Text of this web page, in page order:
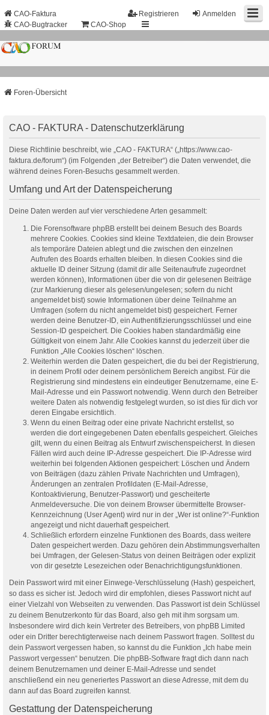
Anmelden
Registrieren
CAO-Faktura
CAO-Bugtracker
CAO-Shop
Foren-Übersicht
CAO - FAKTURA - Datenschutzerklärung
Diese Richtlinie beschreibt, wie „CAO - FAKTURA“ („https://www.cao-
faktura.de/forum“) (im Folgenden „der Betreiber“) die Daten verwendet, die
während deines Foren-Besuchs gesammelt werden.
Umfang und Art der Datenspeicherung
Deine Daten werden auf vier verschiedene Arten gesammelt:
Die Forensoftware phpBB erstellt bei deinem Besuch des Boards
mehrere Cookies. Cookies sind kleine Textdateien, die dein Browser
als temporäre Dateien ablegt und die zwischen den einzelnen
Aufrufen des Boards erhalten bleiben. In diesen Cookies sind die
aktuelle ID deiner Sitzung (damit dir alle Seitenaufrufe zugeordnet
werden können), Informationen über die von dir gelesenen Beiträge
(zur Markierung dieser als gelesen/ungelesen; sofern du nicht
angemeldet bist) sowie Informationen über deine Teilnahme an
Umfragen (sofern du nicht angemeldet bist) gespeichert. Ferner
werden deine Benutzer-ID, ein Authentifizierungsschlüssel und eine
Session-ID gespeichert. Die Cookies haben standardmäßig eine
Gültigkeit von einem Jahr. Alle Cookies kannst du jederzeit über die
Funktion „Alle Cookies löschen“ löschen.
Weiterhin werden die Daten gespeichert, die du bei der Registrierung,
in deinem Profil oder deinem persönlichem Bereich angibst. Für die
Registrierung sind mindestens ein eindeutiger Benutzername, eine E-
Mail-Adresse und ein Passwort notwendig. Wenn durch den Betreiber
weitere Daten als notwendig festgelegt wurden, so ist dies für dich vor
deren Eingabe ersichtlich.
Wenn du einen Beitrag oder eine private Nachricht erstellst, so
werden die dort eingegebenen Daten ebenfalls gespeichert. Gleiches
gilt, wenn du einen Beitrag als Entwurf zwischenspeicherst. In diesen
Fällen wird auch deine IP-Adresse gespeichert. Die IP-Adresse wird
weiterhin bei folgenden Aktionen gespeichert: Löschen und Ändern
von Beiträgen (dazu zählen Private Nachrichten und Umfragen),
Änderungen an zentralen Profildaten (E-Mail-Adresse,
Kontoaktivierung, Benutzer-Passwort) und gescheiterte
Anmeldeversuche. Die von deinem Browser übermittelte Browser-
Kennzeichnung (User Agent) wird nur in der „Wer ist online?“-Funktion
angezeigt und nicht dauerhaft gespeichert.
Schließlich erfordern einzelne Funktionen des Boards, dass weitere
Daten gespeichert werden. Dazu gehören dein Abstimmungsverhalten
bei Umfragen, der Gelesen-Status von deinen Beiträgen oder explizit
von dir gesetzte Lesezeichen oder Benachrichtigungsfunktionen.
Dein Passwort wird mit einer Einwege-Verschlüsselung (Hash) gespeichert,
so dass es sicher ist. Jedoch wird dir empfohlen, dieses Passwort nicht auf
einer Vielzahl von Webseiten zu verwenden. Das Passwort ist dein Schlüssel
zu deinem Benutzerkonto für das Board, also geh mit ihm sorgsam um.
Insbesondere wird dich kein Vertreter des Betreibers, von phpBB Limited
oder ein Dritter berechtigterweise nach deinem Passwort fragen. Solltest du
dein Passwort vergessen haben, so kannst du die Funktion „Ich habe mein
Passwort vergessen“ benutzen. Die phpBB-Software fragt dich dann nach
deinem Benutzernamen und deiner E-Mail-Adresse und sendet
anschließend ein neu generiertes Passwort an diese Adresse, mit dem du
dann auf das Board zugreifen kannst.
Gestattung der Datenspeicherung